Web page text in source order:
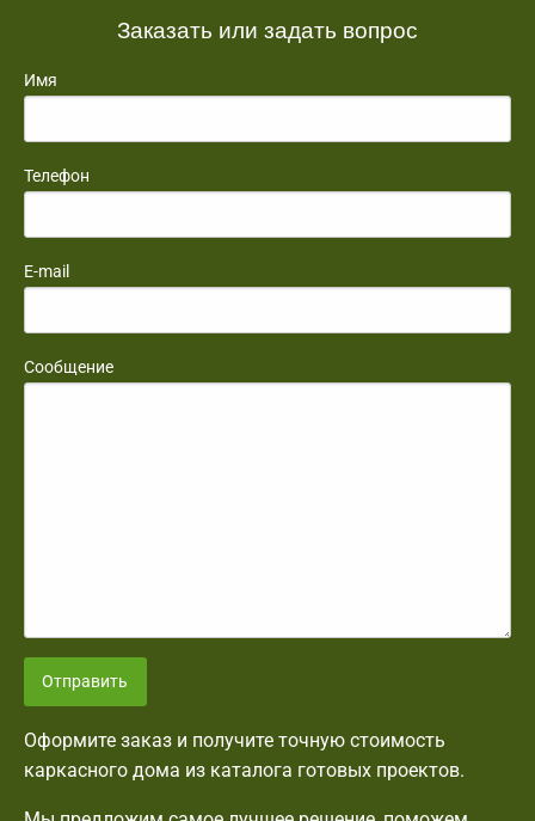
Заказать или задать вопрос
Имя
Телефон
E-mail
Сообщение
Отправить
Оформите заказ и получите точную стоимость
каркасного дома из каталога готовых проектов.